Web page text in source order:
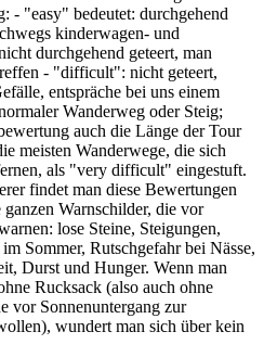
- "easy" bedeutet: durchgehend
kinderwagen- und
durchgehend geteert, man
- "difficult": nicht geteert,
entspräche bei uns einem
Wanderweg oder Steig;
auch die Länge der Tour
meisten Wanderwege, die sich
als "very difficult" eingestuft.
findet man diese Bewertungen
Warnschilder, die vor
lose Steine, Steigungen,
Sommer, Rutschgefahr bei Nässe,
Durst und Hunger. Wenn man
Rucksack (also auch ohne
vor Sonnenuntergang zur
wundert man sich über kein